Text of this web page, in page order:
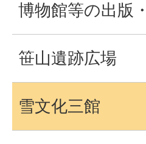
博物館等の出版
笹山遺跡広場
雪文化三館